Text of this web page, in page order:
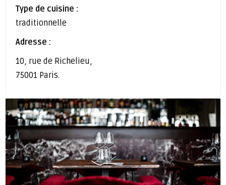
Type de cuisine :
traditionnelle
Adresse :
10, rue de Richelieu,
75001 Paris.